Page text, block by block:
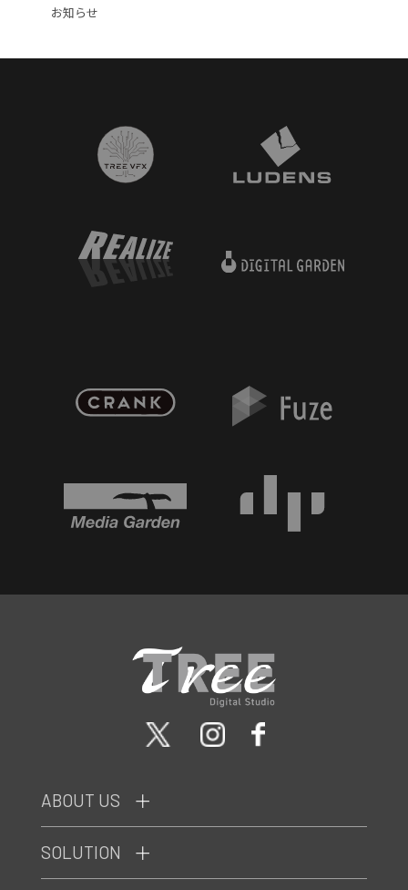
お知らせ
ABOUT US
SOLUTION